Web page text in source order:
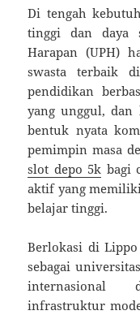
Di tengah
tinggi dan daya
Harapan (UPH)
swasta terbaik
pendidikan
yang unggul, dan
bentuk nyata
pemimpin masa
slot depo 5k bagi
aktif yang
belajar tinggi.
Berlokasi di Lippo
sebagai
internasional
infrastruktur